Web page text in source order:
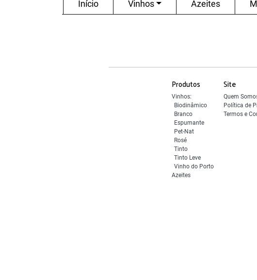
Início Vinhos Azeites
Produtos
Vinhos:
Biodinâmico
Branco
Espumante
Pet-Nat
Rosé
Tinto
Tinto Leve
Vinho do Porto
Azeites
Site
Quem
Política de
Termos e